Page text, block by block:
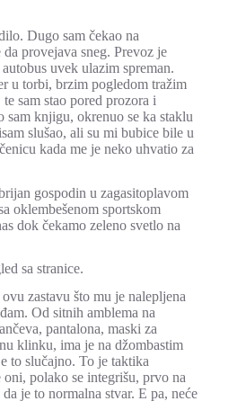
Dugo sam čekao na
provejava sneg. Prevoz je
uvek ulazim spreman.
u torbi, brzim pogledom tražim
sam stao pored prozora i
sam knjigu, okrenuo se ka staklu
slušao, ali su mi bubice bile u
kada me je neko uhvatio za
gospodin u zagasitoplavom
oklembešenom sportskom
dok čekamo zeleno svetlo na
sa stranice.
zastavu što mu je nalepljena
Od sitnih amblema na
pantalona, maski za
klinku, ima je na džombastim
to slučajno. To je taktika
polako se integrišu, prvo na
je to normalna stvar. E pa, neće